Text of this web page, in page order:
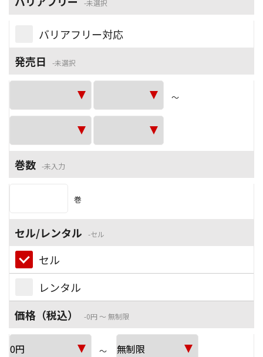
未選択
バリアフリー対応
発売日
未選択
～
巻数 未入力
巻
セル/レンタル セル
セル
レンタル
価格（税込）
0円 ～ 無制限
～